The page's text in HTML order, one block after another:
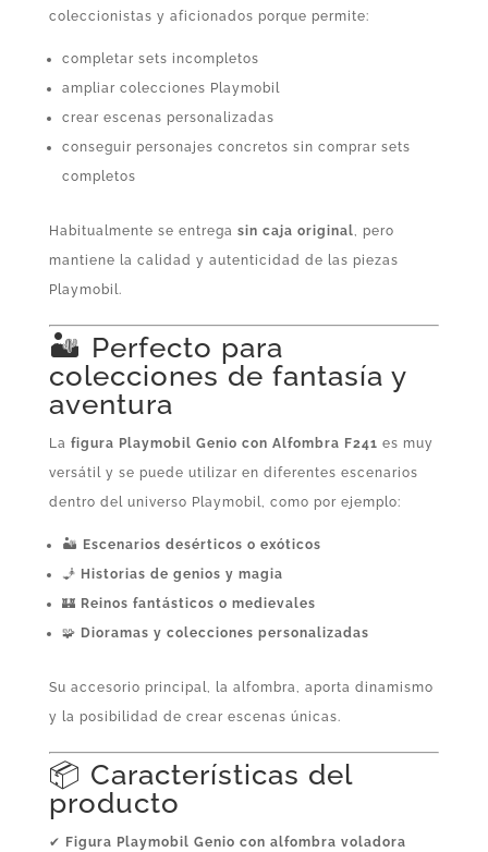
coleccionistas y aficionados porque permite:
completar sets incompletos
ampliar colecciones Playmobil
crear escenas personalizadas
conseguir personajes concretos sin comprar sets
completos
Habitualmente se entrega sin caja original, pero
mantiene la calidad y autenticidad de las piezas
Playmobil.
🏜️ Perfecto para
colecciones de fantasía y
aventura
La figura Playmobil Genio con Alfombra F241 es muy
versátil y se puede utilizar en diferentes escenarios
dentro del universo Playmobil, como por ejemplo:
🏜️ Escenarios desérticos o exóticos
🧞 Historias de genios y magia
🏰 Reinos fantásticos o medievales
🧩 Dioramas y colecciones personalizadas
Su accesorio principal, la alfombra, aporta dinamismo
y la posibilidad de crear escenas únicas.
📦 Características del
producto
✔ Figura Playmobil Genio con alfombra voladora